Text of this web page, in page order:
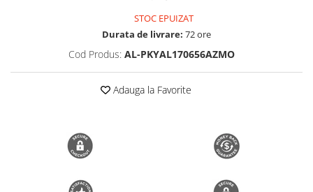
STOC EPUIZAT
Durata de livrare: 72 ore
Cod Produs: AL-PKYAL170656AZMO
Adauga la Favorite